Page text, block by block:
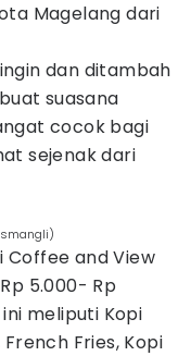
Magelang dari
dan ditambah
suasana
cocok bagi
sejenak dari
Coffee and View
5.000- Rp
meliputi Kopi
Fries, Kopi